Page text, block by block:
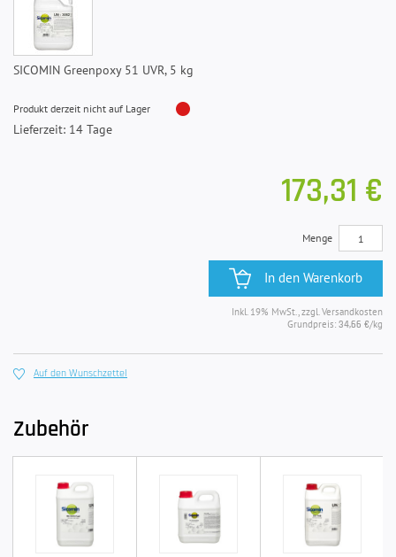
SICOMIN Greenpoxy 51 UVR, 5 kg
Produkt derzeit nicht auf Lager
Lieferzeit: 14 Tage
173,31 €
Menge
In den Warenkorb
Inkl. 19% MwSt., zzgl. Versandkosten
Grundpreis: 34,66 €/kg
Auf den Wunschzettel
Zubehör